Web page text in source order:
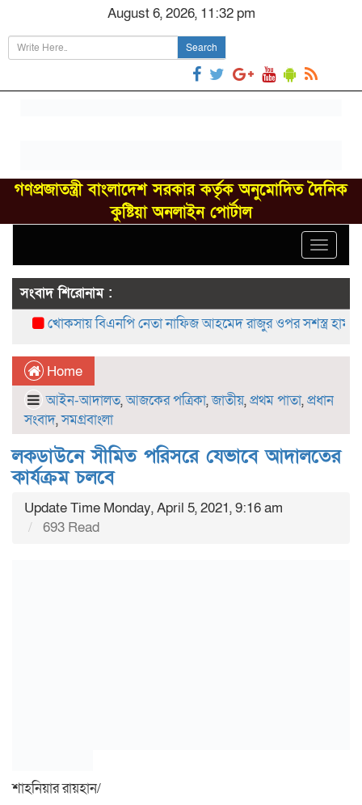
August 6, 2026, 11:32 pm
Search
গণপ্রজাতন্ত্রী বাংলাদেশ সরকার কর্তৃক অনুমোদিত দৈনিক
কুষ্টিয়া অনলাইন পোর্টাল
Toggle
সংবাদ শিরোনাম :
খোকসায় বিএনপি নেতা নাফিজ আহমেদ রাজুর ওপর সশস্ত্র হামলা,
Home
আইন-আদালত,আজকের পত্রিকা,জাতীয়,প্রথম পাতা,প্রধান
সংবাদ,সমগ্রবাংলা
লকডাউনে সীমিত পরিসরে যেভাবে আদালতের
কার্যক্রম চলবে
Update Time Monday, April 5, 2021, 9:16 am
693 Read
শাহনিয়ার রায়হান/